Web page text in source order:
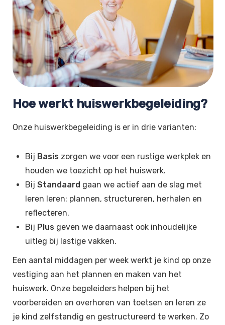
Hoe werkt huiswerkbegeleiding?
Onze huiswerkbegeleiding is er in drie varianten:
Bij Basis zorgen we voor een rustige werkplek en
houden we toezicht op het huiswerk.
Bij Standaard gaan we actief aan de slag met
leren leren: plannen, structureren, herhalen en
reflecteren.
Bij Plus geven we daarnaast ook inhoudelijke
uitleg bij lastige vakken.
Een aantal middagen per week werkt je kind op onze
vestiging aan het plannen en maken van het
huiswerk. Onze begeleiders helpen bij het
voorbereiden en overhoren van toetsen en leren ze
je kind zelfstandig en gestructureerd te werken. Zo